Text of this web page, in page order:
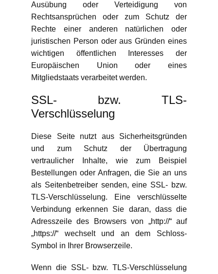
Ausübung oder Verteidigung von
Rechtsansprüchen oder zum Schutz der
Rechte einer anderen natürlichen oder
juristischen Person oder aus Gründen eines
wichtigen öffentlichen Interesses der
Europäischen Union oder eines
Mitgliedstaats verarbeitet werden.
SSL- bzw. TLS-
Verschlüsselung
Diese Seite nutzt aus Sicherheitsgründen
und zum Schutz der Übertragung
vertraulicher Inhalte, wie zum Beispiel
Bestellungen oder Anfragen, die Sie an uns
als Seitenbetreiber senden, eine SSL- bzw.
TLS-Verschlüsselung. Eine verschlüsselte
Verbindung erkennen Sie daran, dass die
Adresszeile des Browsers von „http://“ auf
„https://“ wechselt und an dem Schloss-
Symbol in Ihrer Browserzeile.
Wenn die SSL- bzw. TLS-Verschlüsselung